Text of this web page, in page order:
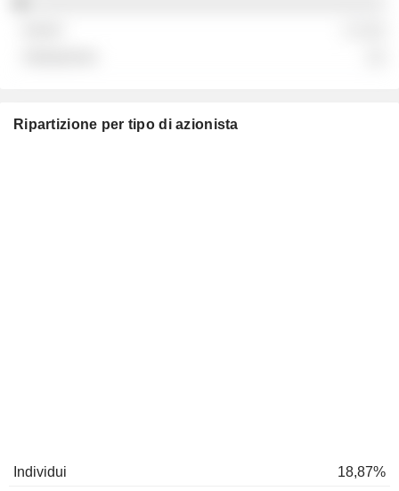
Ripartizione per tipo di azionista
Individui
18,87%